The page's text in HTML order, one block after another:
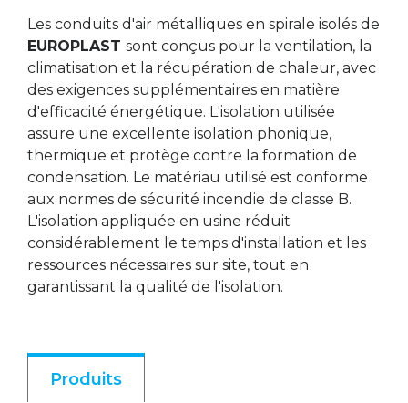
Les conduits d'air métalliques en spirale isolés de
EUROPLAST sont conçus pour la ventilation, la
climatisation et la récupération de chaleur, avec
des exigences supplémentaires en matière
d'efficacité énergétique. L'isolation utilisée
assure une excellente isolation phonique,
thermique et protège contre la formation de
condensation. Le matériau utilisé est conforme
aux normes de sécurité incendie de classe B.
L'isolation appliquée en usine réduit
considérablement le temps d'installation et les
ressources nécessaires sur site, tout en
garantissant la qualité de l'isolation.
Produits